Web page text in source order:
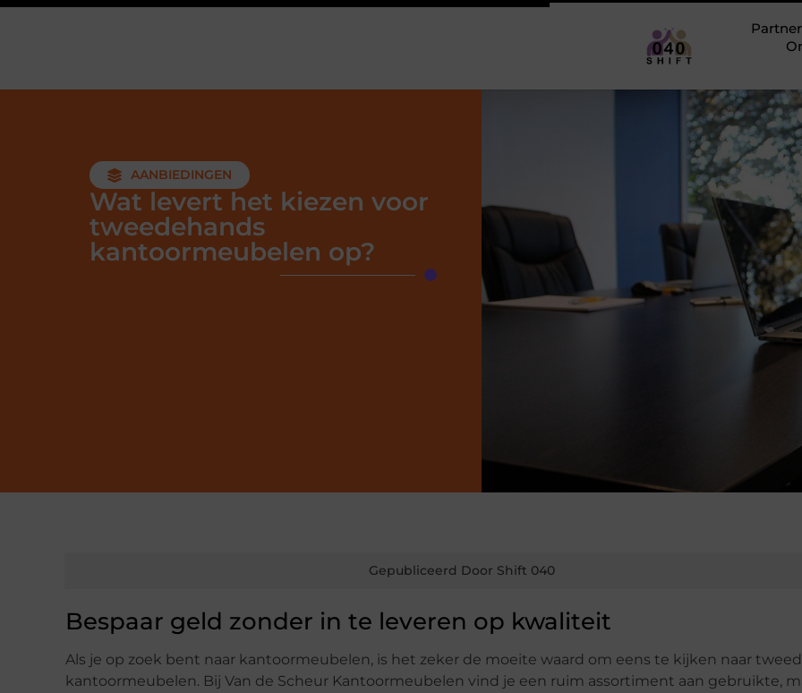
AANBIEDINGEN
Wat levert het kiezen voor
tweedehands
kantoormeubelen op?
Gepubliceerd Door Shift 040
Bespaar geld zonder in te leveren op kwaliteit
Als je op zoek bent naar kantoormeubelen, is het zeker de moeite waard om eens te kijken naar
kantoormeubelen. Bij Van de Scheur Kantoormeubelen vind je een ruim assortiment aan gebruikte,